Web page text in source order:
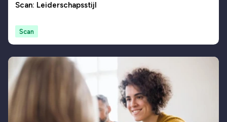
Scan: Leiderschapsstijl
Scan